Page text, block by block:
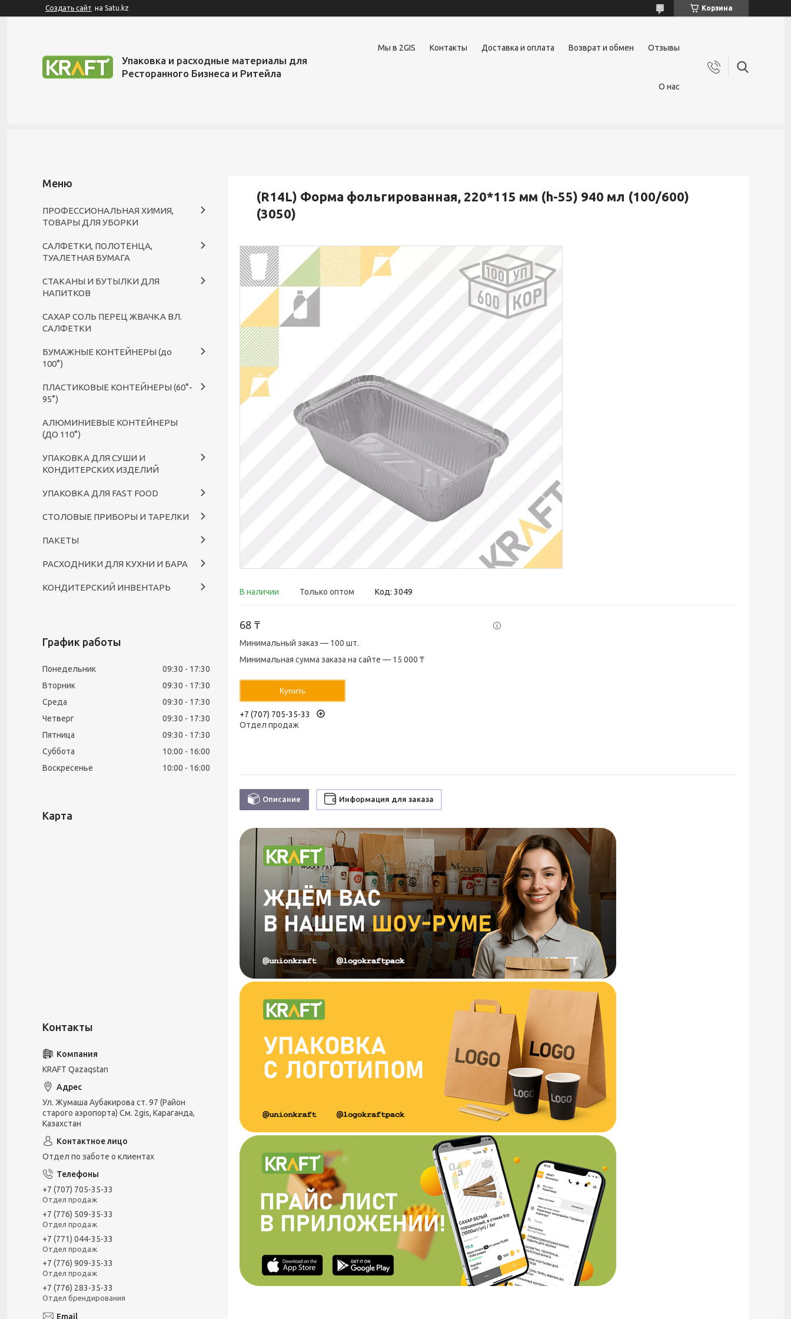
Создать сайт на Satu.kz Корзина
Упаковка и расходные материалы для
Ресторанного Бизнеса и Ритейла
Мы в 2GIS Контакты Доставка и оплата Возврат и обмен Отзывы
О нас
(R14L) Форма фольгированная, 220*115 мм (h-55) 940 мл (100/600)
(3050)
В наличии Только оптом Код: 3049
68 ₸
Минимальный заказ — 100 шт.
Минимальная сумма заказа на сайте — 15 000 ₸
Купить
+7 (707) 705-35-33
Отдел продаж
Описание Информация для заказа
ПРОФЕССИОНАЛЬНАЯ ХИМИЯ,
ТОВАРЫ ДЛЯ УБОРКИ
САЛФЕТКИ, ПОЛОТЕНЦА,
ТУАЛЕТНАЯ БУМАГА
СТАКАНЫ И БУТЫЛКИ ДЛЯ
НАПИТКОВ
САХАР СОЛЬ ПЕРЕЦ ЖВАЧКА ВЛ.
САЛФЕТКИ
БУМАЖНЫЕ КОНТЕЙНЕРЫ (до
100°)
ПЛАСТИКОВЫЕ КОНТЕЙНЕРЫ (60°-
95°)
АЛЮМИНИЕВЫЕ КОНТЕЙНЕРЫ
(ДО 110°)
УПАКОВКА ДЛЯ СУШИ И
КОНДИТЕРСКИХ ИЗДЕЛИЙ
УПАКОВКА ДЛЯ FAST FOOD
СТОЛОВЫЕ ПРИБОРЫ И ТАРЕЛКИ
ПАКЕТЫ
РАСХОДНИКИ ДЛЯ КУХНИ И БАРА
КОНДИТЕРСКИЙ ИНВЕНТАРЬ
График работы
Понедельник 09:30
17:30
Вторник
09:30
17:30
Среда
09:30
17:30
Четверг
09:30
17:30
Пятница
09:30
17:30
Суббота
10:00
16:00
Воскресенье
10:00 16:00
Карта
KRAFT Qazaqstan
Ул. Жумаша Аубакирова ст. 97 (Район
старого аэропорта) См. 2gis, Караганда,
Казахстан
Отдел по заботе о клиентах
+7 (707) 705-35-33
Отдел продаж
+7 (776) 509-35-33
Отдел продаж
+7 (771) 044-35-33
Отдел продаж
+7 (776) 909-35-33
Отдел продаж
+7 (776) 283-35-33
Отдел брендирования